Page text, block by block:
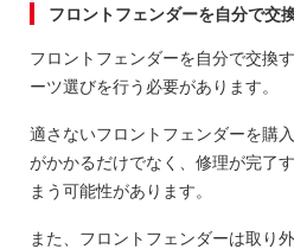
フロントフェンダーを自分で交
フロントフェンダーを自分で交換
ーツ選びを行う必要があります。
適さないフロントフェンダーを購
がかかるだけでなく、修理が完了
まう可能性があります。
また、フロントフェンダーは取り